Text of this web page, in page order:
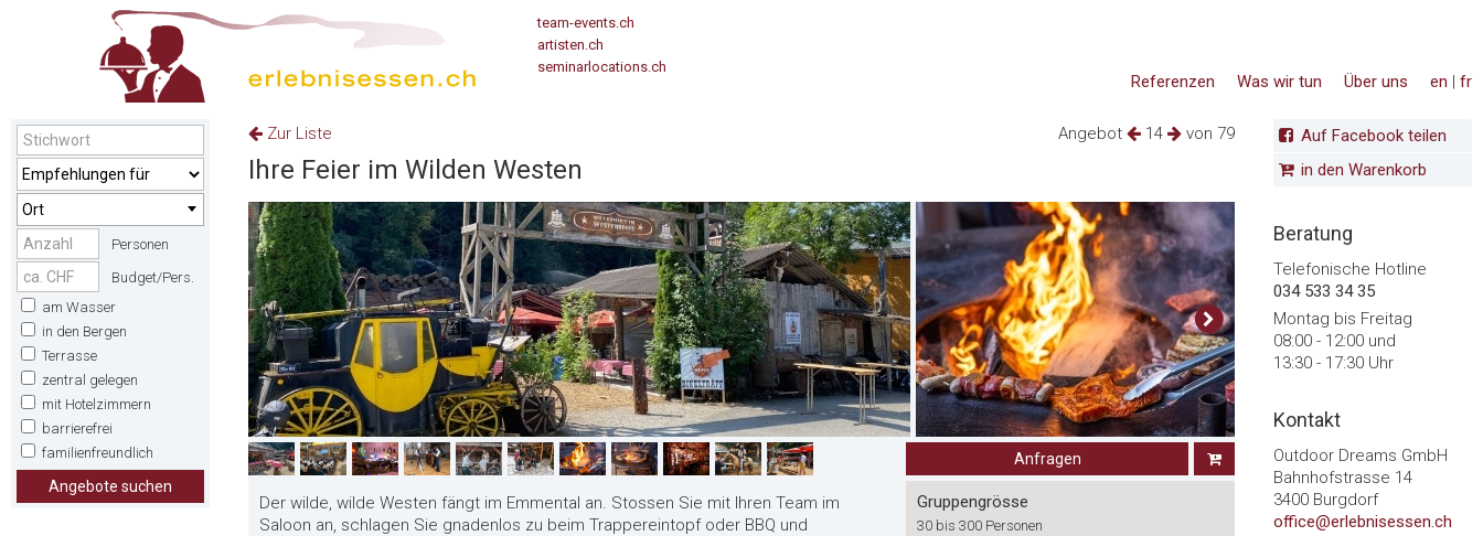
team-events.ch
artisten.ch
seminarlocations.ch
en | fr
Über uns
Was wir tun
Referenzen
Ort
Personen
Budget/Pers.
am Wasser
in den Bergen
Terrasse
zentral gelegen
mit Hotelzimmern
barrierefrei
familienfreundlich
Angebote suchen
Angebot 14 von 79
Zur Liste
Ihre Feier im Wilden Westen
Anfragen
Der wilde, wilde Westen fängt im Emmental an. Stossen Sie mit Ihren Team im
Saloon an, schlagen Sie gnadenlos zu beim Trappereintopf oder BBQ und
Gruppengrösse
30 bis 300 Personen
Auf Facebook teilen
in den Warenkorb
Beratung
Telefonische Hotline
034 533 34 35
Montag bis Freitag
08:00 - 12:00 und
13:30 - 17:30 Uhr
Kontakt
Outdoor Dreams GmbH
Bahnhofstrasse 14
3400 Burgdorf
office@erlebnisessen.ch